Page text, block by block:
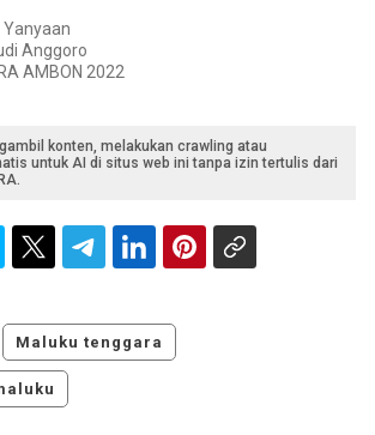
Anggoro
AMBON 2022
konten, melakukan crawling atau
untuk AI di situs web ini tanpa izin tertulis dari
Maluku tenggara